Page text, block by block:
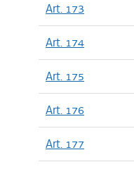
Art. 173
Art. 174
Art. 175
Art. 176
Art. 177